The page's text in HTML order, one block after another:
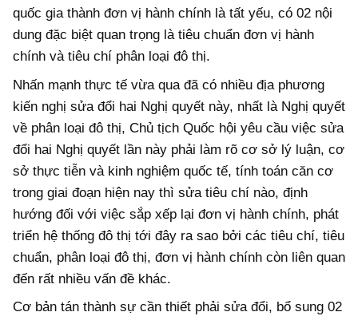
quốc gia thành đơn vị hành chính là tất yếu, có 02 nội
dung đặc biệt quan trọng là tiêu chuẩn đơn vị hành
chính và tiêu chí phân loại đô thị.
Nhấn mạnh thực tế vừa qua đã có nhiều địa phương
kiến nghị sửa đổi hai Nghị quyết này, nhất là Nghị quyết
về phân loại đô thị, Chủ tịch Quốc hội yêu cầu việc sửa
đổi hai Nghị quyết lần này phải làm rõ cơ sở lý luận, cơ
sở thực tiễn và kinh nghiệm quốc tế, tính toán căn cơ
trong giai đoạn hiện nay thì sửa tiêu chí nào, định
hướng đối với việc sắp xếp lại đơn vị hành chính, phát
triển hệ thống đô thị tới đây ra sao bởi các tiêu chí, tiêu
chuẩn, phân loại đô thị, đơn vị hành chính còn liên quan
đến rất nhiều vấn đề khác.
Cơ bản tán thành sự cần thiết phải sửa đổi, bổ sung 02